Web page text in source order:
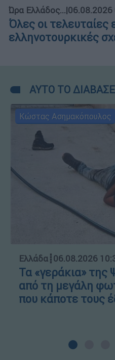
Ώρα Ελλάδος...|06.08.2026
Όλες οι τελευταίες
ελληνοτουρκικές
ΑΥΤΟ ΤΟ
Κώστας Ασημακόπουλος
Ελλάδα┋06.08.2026
Τα «γεράκια»
από τη μεγάλη
που κάποτε τους